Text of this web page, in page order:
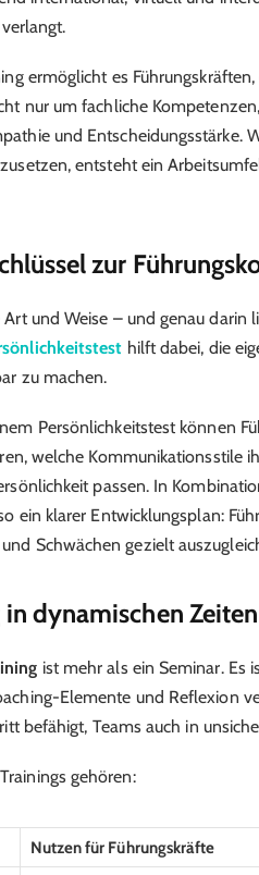
ermöglicht es
nur um fachliche
und Entscheidungsstärke.
entsteht ein
zur
und Weise – und genau darin
hilft dabei, die
zu machen.
Persönlichkeitstest können
welche Kommunikationsstile
passen. In
ein klarer Entwicklungsplan:
Schwächen gezielt
dynamischen Zeiten
ist mehr als ein Seminar. Es
Elemente und Reflexion
befähigt, Teams auch in
gehören:
Nutzen für Führungskräfte